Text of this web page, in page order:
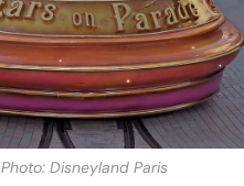
Photo: Disneyland Paris